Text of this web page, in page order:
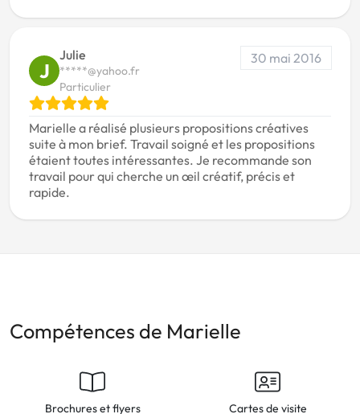
J
Julie
*****@yahoo.fr
Particulier
30 mai 2016
Marielle a réalisé plusieurs propositions créatives
suite à mon brief. Travail soigné et les propositions
étaient toutes intéressantes. Je recommande son
travail pour qui cherche un œil créatif, précis et
rapide.
Compétences de Marielle
Brochures et flyers Cartes de visite